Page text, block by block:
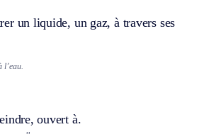
un liquide, un gaz, à travers ses
l’eau.
ouvert à.